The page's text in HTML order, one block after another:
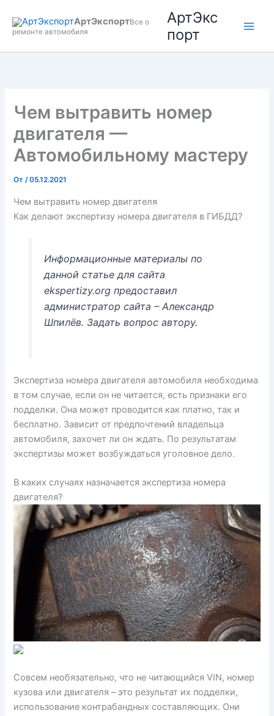
содержимому
АртЭкспортВсе о
ремонте автомобиля
АртЭкс
порт
Чем вытравить номер
двигателя —
Автомобильному мастеру
От/05.12.2021
Чем вытравить номер двигателя
Как делают экспертизу номера двигателя в ГИБДД?
Информационные материалы по
данной статье для сайта
ekspertizy.org предоставил
администратор сайта – Александр
Шпилёв. Задать вопрос автору.
Экспертиза номера двигателя автомобиля необходима
в том случае, если он не читается, есть признаки его
подделки. Она может проводится как платно, так и
бесплатно. Зависит от предпочтений владельца
автомобиля, захочет ли он ждать. По результатам
экспертизы может возбуждаться уголовное дело.
В каких случаях назначается экспертиза номера
двигателя?
Совсем необязательно, что не читающийся VIN, номер
кузова или двигателя – это результат их подделки,
использование контрабандных составляющих. Они